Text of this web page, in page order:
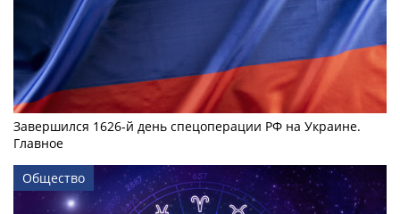
Завершился 1626-й день спецоперации РФ на Украине.
Главное
Общество